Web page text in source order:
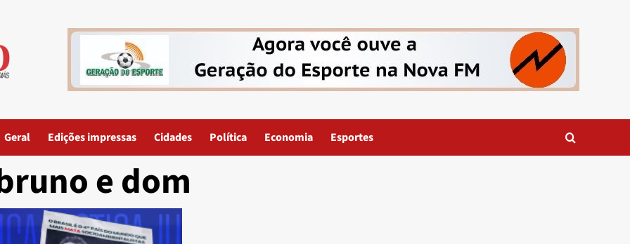
Geral Edições impressas Cidades Política Economia Esportes
e dom